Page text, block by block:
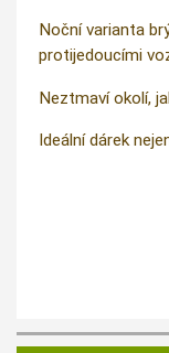
Noční varianta
protijedoucími
Neztmaví okolí,
Ideální dárek